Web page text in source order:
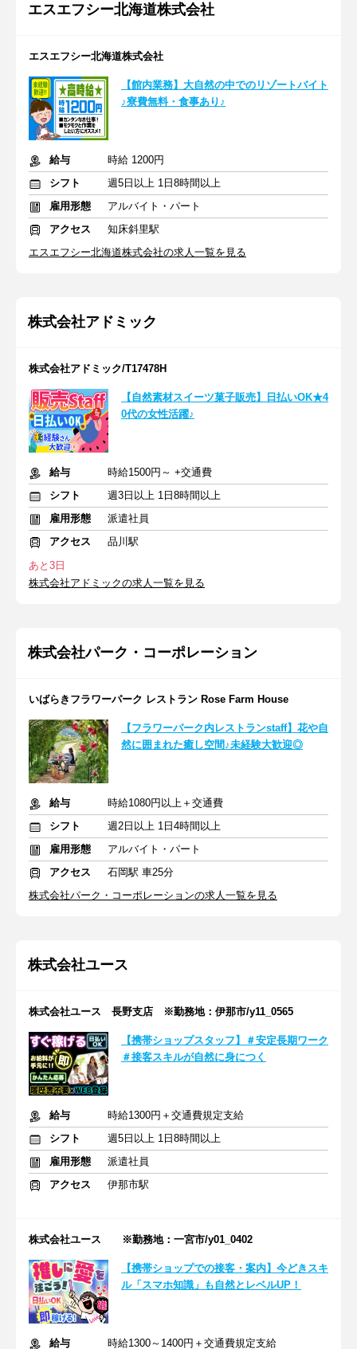
エスエフシー北海道株式会社
エスエフシー北海道株式会社
【館内業務】大自然の中でのリゾートバイト
♪寮費無料・食事あり♪
給与
時給 1200円
シフト
週5日以上 1日8時間以上
雇用形態
アルバイト・パート
アクセス
知床斜里駅
エスエフシー北海道株式会社の求人一覧を見る
株式会社アドミック
株式会社アドミック/T17478H
【自然素材スイーツ菓子販売】日払いOK★4
0代の女性活躍♪
給与
時給1500円～ +交通費
シフト
週3日以上 1日8時間以上
雇用形態
派遣社員
アクセス
品川駅
あと3日
株式会社アドミックの求人一覧を見る
株式会社パーク・コーポレーション
いばらきフラワーパーク レストラン Rose Farm House
【フラワーパーク内レストランstaff】花や自
然に囲まれた癒し空間♪未経験大歓迎◎
給与
時給1080円以上＋交通費
シフト
週2日以上 1日4時間以上
雇用形態
アルバイト・パート
アクセス
石岡駅 車25分
株式会社パーク・コーポレーションの求人一覧を見る
株式会社ユース
株式会社ユース 長野支店 ※勤務地：伊那市/y11_0565
【携帯ショップスタッフ】＃安定長期ワーク
＃接客スキルが自然に身につく
給与
時給1300円＋交通費規定支給
シフト
週5日以上 1日8時間以上
雇用形態
派遣社員
アクセス
伊那市駅
株式会社ユース ※勤務地：一宮市/y01_0402
【携帯ショップでの接客・案内】今どきスキ
ル「スマホ知識」も自然とレベルUP！
給与 時給1300～1400円＋交通費規定支給